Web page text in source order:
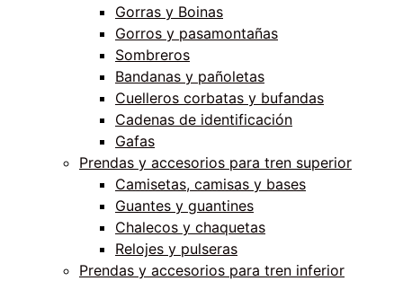
Gorras y Boinas
Gorros y pasamontañas
Sombreros
Bandanas y pañoletas
Cuelleros corbatas y bufandas
Cadenas de identificación
Gafas
Prendas y accesorios para tren superior
Camisetas, camisas y bases
Guantes y guantines
Chalecos y chaquetas
Relojes y pulseras
Prendas y accesorios para tren inferior